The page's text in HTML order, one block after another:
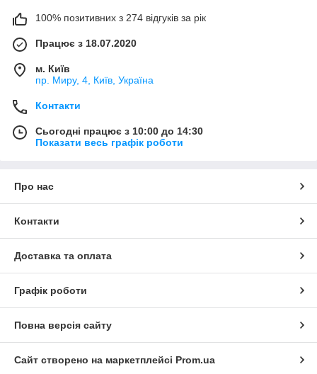
100% позитивних з 274 відгуків за рік
Працює з 18.07.2020
м. Київ
пр. Миру, 4, Київ, Україна
Контакти
Сьогодні працює з 10:00 до 14:30
Показати весь графік роботи
Про нас
Контакти
Доставка та оплата
Графік роботи
Повна версія сайту
Сайт створено на маркетплейсі Prom.ua